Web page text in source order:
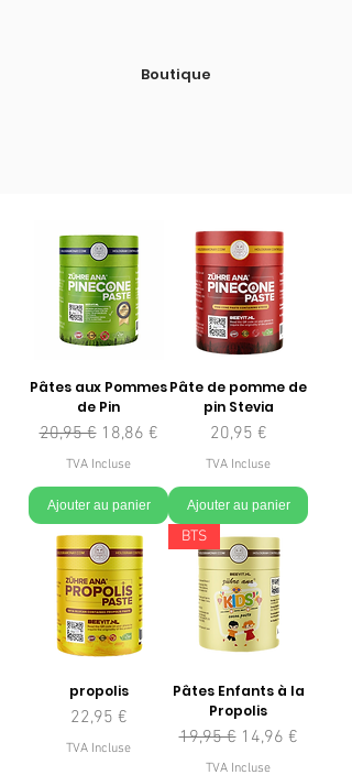
Boutique
Pâtes aux Pommes
de Pin
Prix original
20,95 € Prix promotionnel
18,86 €
TVA Incluse
Ajouter au panier
Pâte de pomme de
pin Stevia
Prix
20,95 €
TVA Incluse
Ajouter au panier
propolis
Prix
22,95 €
TVA Incluse
BTS
Pâtes Enfants à la
Propolis
Prix original
19,95 € Prix
14,96 €
TVA Incluse